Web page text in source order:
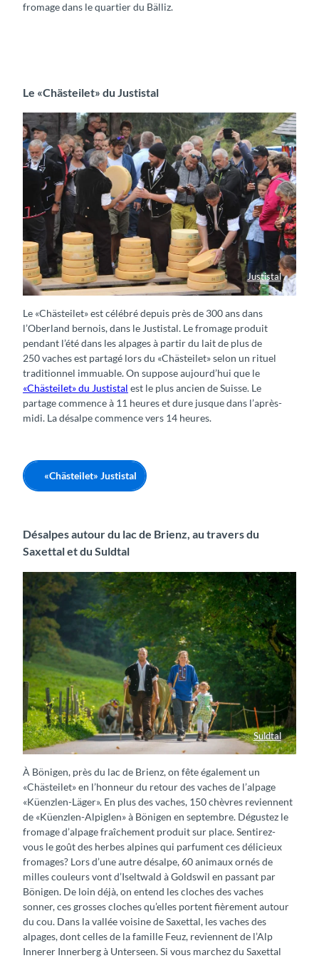
fromage dans le quartier du Bälliz.
Le «Chästeilet» du Justistal
Justistal
Käse am Chästeilet Justistal
Le «Chästeilet» est célébré depuis près de 300 ans dans
l’Oberland bernois, dans le Justistal. Le fromage produit
pendant l’été dans les alpages à partir du lait de plus de
250 vaches est partagé lors du «Chästeilet» selon un rituel
traditionnel immuable. On suppose aujourd’hui que le
«Chästeilet» du Justistal est le plus ancien de Suisse. Le
partage commence à 11 heures et dure jusque dans l’après-
midi. La désalpe commence vers 14 heures.
«Chästeilet» Justistal
Désalpes autour du lac de Brienz, au travers du
Saxettal et du Suldtal
Suldtal
Älpler Familie Suldtal
À Bönigen, près du lac de Brienz, on fête également un
«Chästeilet» en l’honneur du retour des vaches de l’alpage
«Küenzlen-Läger». En plus des vaches, 150 chèvres reviennent
de «Küenzlen-Alpiglen» à Bönigen en septembre. Dégustez le
fromage d’alpage fraîchement produit sur place. Sentirez-
vous le goût des herbes alpines qui parfument ces délicieux
fromages? Lors d’une autre désalpe, 60 animaux ornés de
milles couleurs vont d’Iseltwald à Goldswil en passant par
Bönigen. De loin déjà, on entend les cloches des vaches
sonner, ces grosses cloches qu’elles portent fièrement autour
du cou. Dans la vallée voisine de Saxettal, les vaches des
alpages, dont celles de la famille Feuz, reviennent de l’Alp
Innerer Innerberg à Unterseen. Si vous marchez du Saxettal